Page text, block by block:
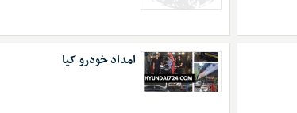
امداد خودرو کیا